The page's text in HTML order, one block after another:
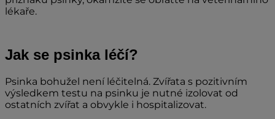
lékaře.
Jak se psinka léčí?
Psinka bohužel není léčitelná. Zvířata s pozitivním
výsledkem testu na psinku je nutné izolovat od
ostatních zvířat a obvykle i hospitalizovat.